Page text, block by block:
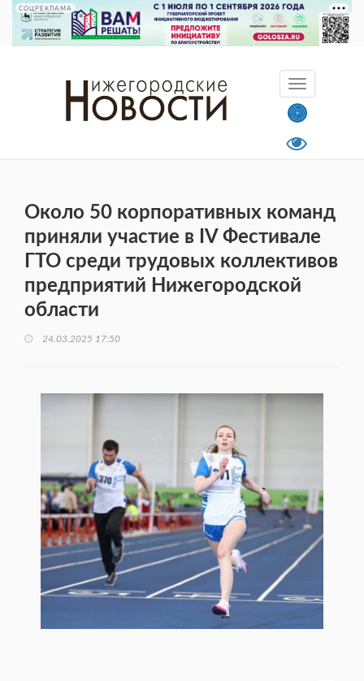
СОЦРЕКЛАМА
Около 50 корпоративных команд
приняли участие в IV Фестивале
ГТО среди трудовых коллективов
предприятий Нижегородской
области
24.03.2025 17:50